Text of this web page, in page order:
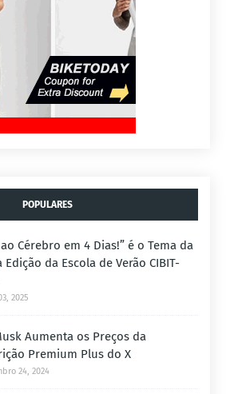
POPULARES
Cérebro em 4 Dias!” é o Tema da
Edição da Escola de Verão CIBIT-
2025
Aumenta os Preços da
Premium Plus do X
24, 2024